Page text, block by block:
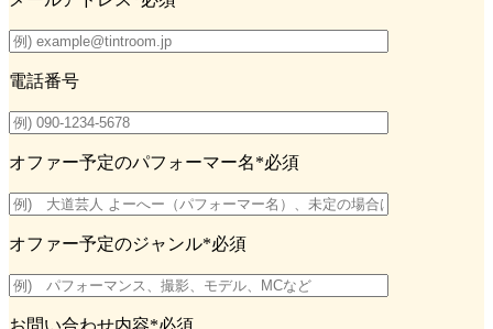
電話番号
オファー予定のパフォーマー名*必須
オファー予定のジャンル*必須
お問い合わせ内容*必須